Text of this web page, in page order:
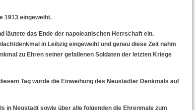
1913 eingeweiht.
läutete das Ende der napoleanischen Herrschaft ein.
in Leibzig eingeweiht und genau diese Zeit nahm
zu Ehren seiner gefallenen Soldaten der letzten Kriege
Tag wurde die Einweihung des Neustädter Denkmals auf
in Neustadt sowie über alle folgenden die Ehrenmale zum